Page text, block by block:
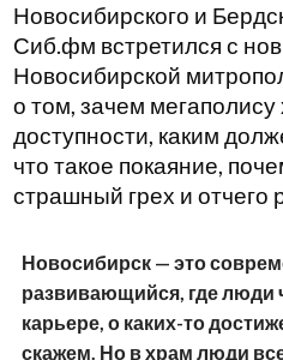
Новосибирского и
Сиб.фм встретился с
Новосибирской
о том, зачем
доступности, каким
что такое покаяние,
страшный грех и отчего
Новосибирск — это
развивающийся, где люди
карьере, о каких-то
скажем. Но в храм люди